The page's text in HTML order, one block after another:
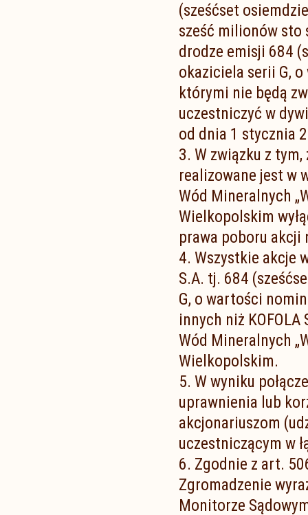
(sześćset
sześć milionów sto
drodze emisji 684
okaziciela serii G,
którymi nie będą
uczestniczyć w
od dnia 1 stycznia
3. W związku z tym,
realizowane jest w
Wód Mineralnych
Wielkopolskim
prawa poboru akcji
4. Wszystkie akcje
S.A. tj. 684
G, o wartości
innych niż
Wód Mineralnych
Wielkopolskim.
5. W wyniku
uprawnienia lub
akcjonariuszom
uczestniczącym w
6. Zgodnie z art.
Zgromadzenie
Monitorze